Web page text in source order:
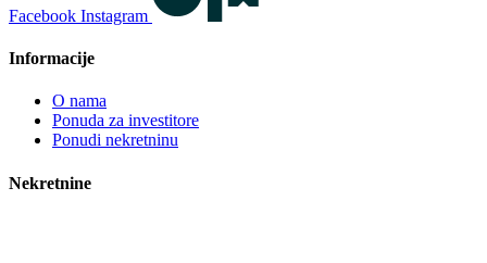
Facebook Instagram
Informacije
O nama
Ponuda za investitore
Ponudi nekretninu
Nekretnine